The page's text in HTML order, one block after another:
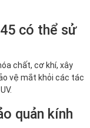
có thể sử
chất, cơ khí, xây
vệ mắt khỏi các tác
quản kính